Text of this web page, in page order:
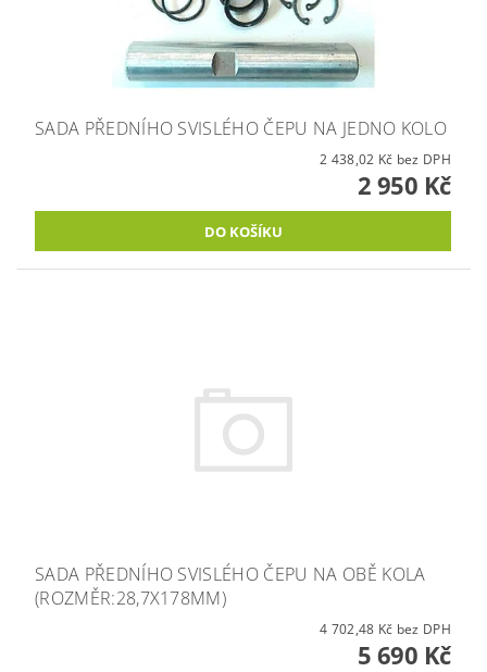
SADA PŘEDNÍHO SVISLÉHO ČEPU NA JEDNO KOLO
2 438,02 Kč bez DPH
2 950 Kč
SADA PŘEDNÍHO SVISLÉHO ČEPU NA OBĚ KOLA
(ROZMĚR:28,7X178MM)
4 702,48 Kč bez DPH
5 690 Kč